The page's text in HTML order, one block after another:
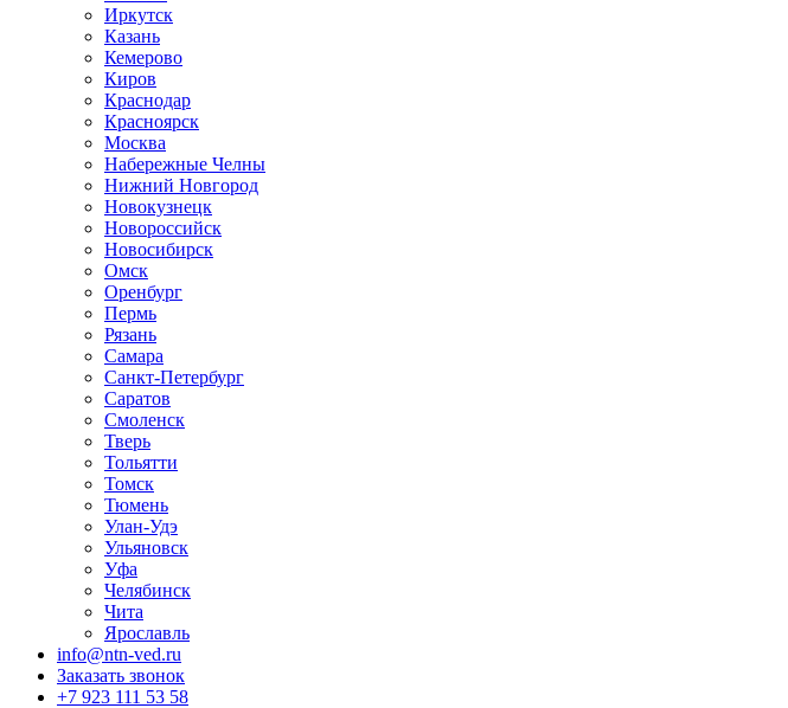
Иркутск
Казань
Кемерово
Киров
Краснодар
Красноярск
Москва
Набережные Челны
Нижний Новгород
Новокузнецк
Новороссийск
Новосибирск
Омск
Оренбург
Пермь
Рязань
Самара
Санкт-Петербург
Саратов
Смоленск
Тверь
Тольятти
Томск
Тюмень
Улан-Удэ
Ульяновск
Уфа
Челябинск
Чита
Ярославль
info@ntn-ved.ru
Заказать звонок
+7 923 111 53 58